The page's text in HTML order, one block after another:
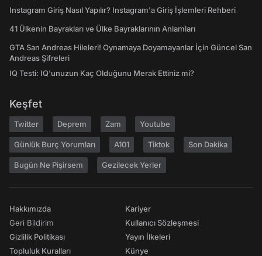
Instagram Giriş Nasıl Yapılır? Instagram'a Giriş İşlemleri Rehberi
41 Ülkenin Bayrakları ve Ülke Bayraklarının Anlamları
GTA San Andreas Hileleri! Oynamaya Doyamayanlar İçin Güncel San
Andreas Şifreleri
IQ Testi: IQ'unuzun Kaç Olduğunu Merak Ettiniz mi?
Keşfet
Twitter Deprem Zam Youtube
Günlük Burç Yorumları A101 Tiktok Son Dakika
Bugün Ne Pişirsem Gezilecek Yerler
Hakkımızda
Geri Bildirim
Gizlilik Politikası
Topluluk Kuralları
Kariyer
Kullanıcı Sözleşmesi
Yayın İlkeleri
Künye